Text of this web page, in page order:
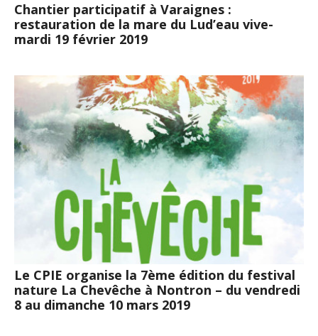
Chantier participatif à Varaignes :
restauration de la mare du Lud’eau vive-
mardi 19 février 2019
Le CPIE organise la 7ème édition du festival
nature La Chevêche à Nontron – du vendredi
8 au dimanche 10 mars 2019